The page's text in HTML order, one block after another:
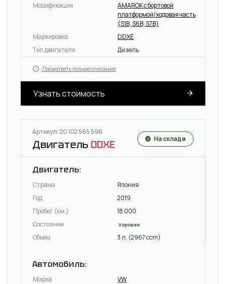
Модификация
AMAROK c бортовой
платформой/ходовая часть
(S1B, S6B, S7B)
Маркировка
DDXE
Тип двигателя
Дизель
Посмотреть полное описание
Узнать стоимость
Артикул: 20 102 565 596
Двигатель DDXE На складе
Двигатель:
Страна
Япония
Год
2019
Пробег (км.)
18 000
Состояние
Хорошее
Объём 3 л. (2967 ccm)
Автомобиль:
Марка
VW